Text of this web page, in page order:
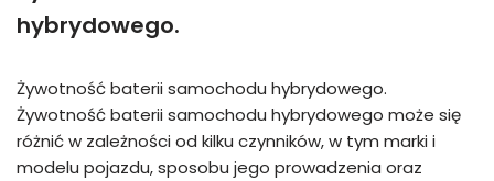
hybrydowego.
Żywotność baterii samochodu hybrydowego.
Żywotność baterii samochodu hybrydowego może się
różnić w zależności od kilku czynników, w tym marki i
modelu pojazdu, sposobu jego prowadzenia oraz